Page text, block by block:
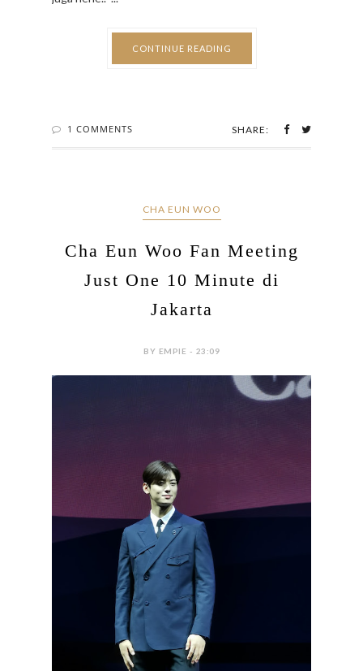
CONTINUE READING
1 COMMENTS SHARE:
CHA EUN WOO
Cha Eun Woo Fan Meeting
Just One 10 Minute di
Jakarta
BY EMPIE - 23:09